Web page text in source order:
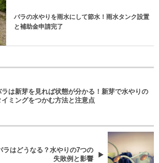
バラの水やりを雨水にして節水！雨水タンク設置
と補助金申請完了
ラは新芽を見れば状態が分かる！新芽で水やりの
イミングをつかむ方法と注意点
ラはどうなる？水やりの7つの
失敗例と影響